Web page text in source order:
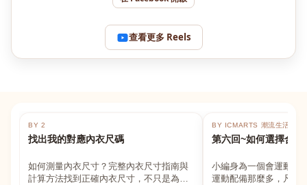
查看更多 Reels
BY 2
找出我的對應內衣尺碼
如何測量內衣尺寸？完整內衣尺寸指南與
計算方法找到正確內衣尺寸，不只是為了
BY ICMARTS 潮流生活百貨
第六回~如何選擇合適
小編身為一個會運動的
運動配備那麼多，凡舉